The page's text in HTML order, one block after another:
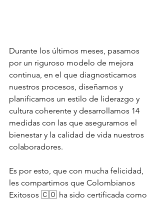
Durante los últimos meses, pasamos
por un riguroso modelo de mejora
continua, en el que diagnosticamos
nuestros procesos, diseñamos y
planificamos un estilo de liderazgo y
cultura coherente y desarrollamos 14
medidas con las que aseguramos el
bienestar y la calidad de vida nuestros
colaboradores.
Es por esto, que con mucha felicidad,
les compartimos que Colombianos
Exitosos 🇨🇴 ha sido certificada como